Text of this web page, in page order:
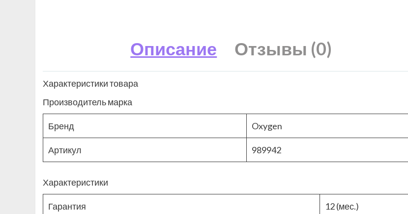
Описание Отзывы (0)
Характеристики товара
Производитель марка
Бренд Oxygen
Артикул 989942
Характеристики
Гарантия 12 (мес.)